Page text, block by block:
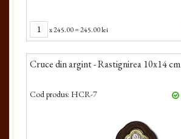
x245.00=245.00 lei
Cruce din argint - Rastignirea 10x14 cm
Cod produs: HCR-7